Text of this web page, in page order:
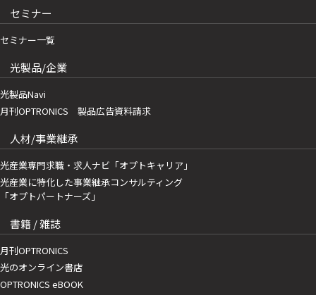
セミナー
セミナー一覧
光製品/企業
光製品Navi
月刊OPTRONICS 製品広告資料請求
人材/事業継承
光産業専門求職・求人ナビ「オプトキャリア」
光産業に特化した事業継承コンサルティング
「オプトパートナーズ」
書籍 / 雑誌
月刊OPTRONICS
光のオンライン書店
OPTRONICS eBOOK